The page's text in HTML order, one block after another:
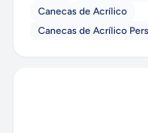
Canecas de Acrílico
Canecas de Acrílico